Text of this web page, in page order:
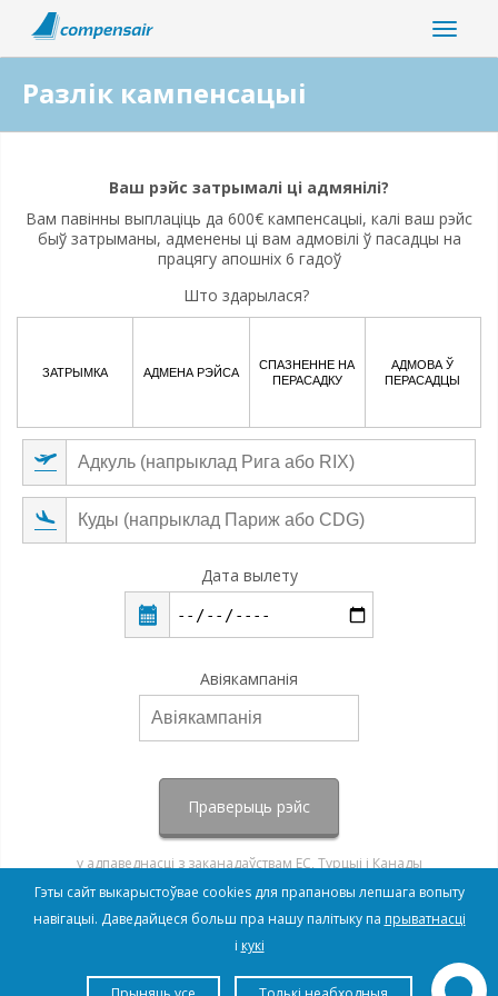
Разлік кампенсацыі
коронавіруса?
Так Не
Ваш рэйс затрымалі ці адмянілі?
Вам павінны выплаціць да 600€ кампенсацыі, калі ваш рэйс
быў затрыманы, адменены ці вам адмовілі ў пасадцы на
працягу апошніх 6 гадоў
Што здарылася?
ЗАТРЫМКА АДМЕНА РЭЙСА
СПАЗНЕННЕ НА
ПЕРАСАДКУ
АДМОВА Ў
ПЕРАСАДЦЫ
Дата вылету
Авіякампанія
Праверыць рэйс
у адпаведнасці з заканадаўствам ЕС, Турцыі і Канады
Гэты сайт выкарыстоўвае cookies для прапановы лепшага вопыту
навігацыі. Даведайцеся больш пра нашу палітыку па прыватнасці
і кукі